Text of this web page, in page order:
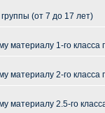
(от 7 до 17 лет)
материалу 1-го класса
материалу 2-го класса
материалу 2.5-го